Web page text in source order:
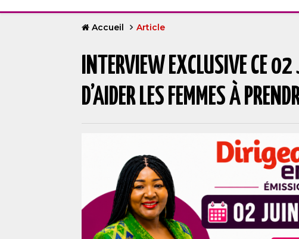
Accueil Article
INTERVIEW EXCLUSIVE CE 02
D’AIDER LES FEMMES À